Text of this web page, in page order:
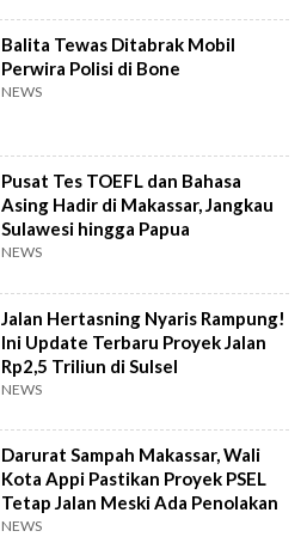
Balita Tewas Ditabrak Mobil
Perwira Polisi di Bone
NEWS
Pusat Tes TOEFL dan Bahasa
Asing Hadir di Makassar, Jangkau
Sulawesi hingga Papua
NEWS
Jalan Hertasning Nyaris Rampung!
Ini Update Terbaru Proyek Jalan
Rp2,5 Triliun di Sulsel
NEWS
Darurat Sampah Makassar, Wali
Kota Appi Pastikan Proyek PSEL
Tetap Jalan Meski Ada Penolakan
NEWS